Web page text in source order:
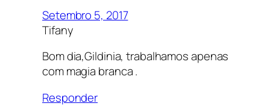
Setembro 5, 2017
Tifany
Bom dia,Gildinia, trabalhamos apenas
com magia branca .
Responder